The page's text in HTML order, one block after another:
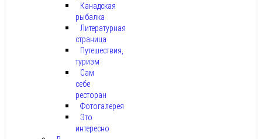
Канадская
рыбалка
Литературная
страница
Путешествия,
туризм
Сам
себе
ресторан
Фотогалерея
Это
интересно